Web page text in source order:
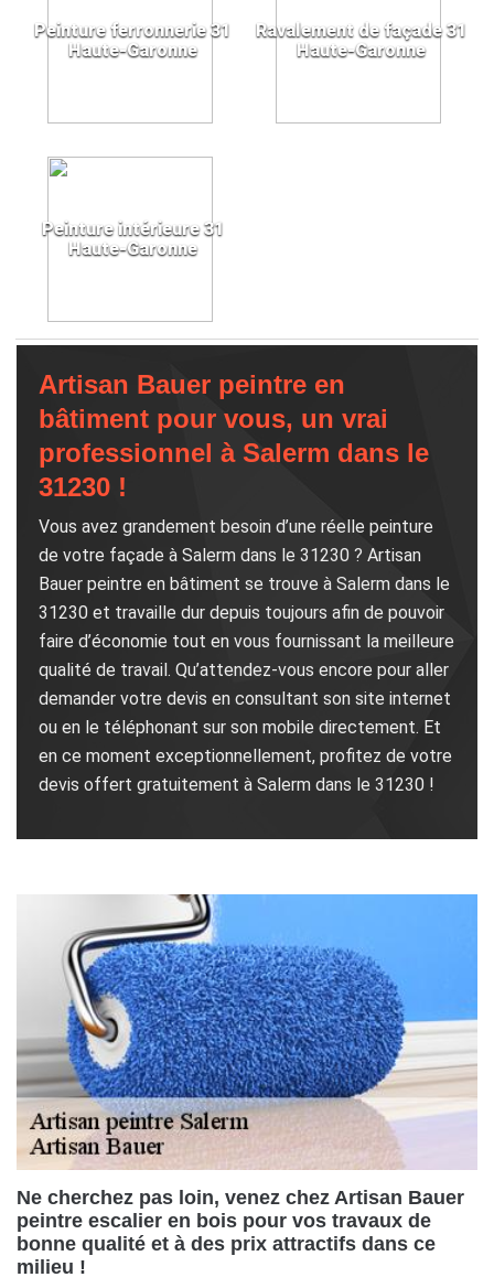
Peinture ferronnerie 31
Haute-Garonne
Ravalement de façade 31
Haute-Garonne
Peinture intérieure 31
Haute-Garonne
Artisan Bauer peintre en
bâtiment pour vous, un vrai
professionnel à Salerm dans le
31230 !
Vous avez grandement besoin d’une réelle peinture
de votre façade à Salerm dans le 31230 ? Artisan
Bauer peintre en bâtiment se trouve à Salerm dans le
31230 et travaille dur depuis toujours afin de pouvoir
faire d’économie tout en vous fournissant la meilleure
qualité de travail. Qu’attendez-vous encore pour aller
demander votre devis en consultant son site internet
ou en le téléphonant sur son mobile directement. Et
en ce moment exceptionnellement, profitez de votre
devis offert gratuitement à Salerm dans le 31230 !
Ne cherchez pas loin, venez chez Artisan Bauer
peintre escalier en bois pour vos travaux de
bonne qualité et à des prix attractifs dans ce
milieu !